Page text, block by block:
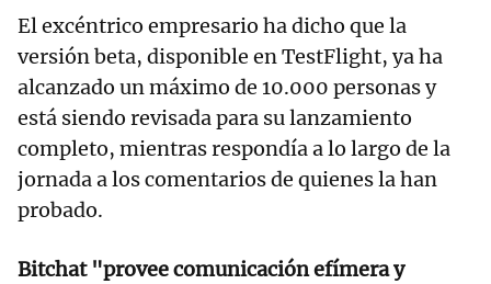
El excéntrico empresario ha dicho que la
versión beta, disponible en TestFlight, ya ha
alcanzado un máximo de 10.000 personas y
está siendo revisada para su lanzamiento
completo, mientras respondía a lo largo de la
jornada a los comentarios de quienes la han
probado.
Bitchat "provee comunicación efímera y